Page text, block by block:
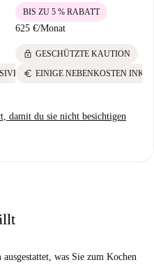
625 €/Monat
BIS ZU 5 % RABATT
lock GESCHÜTZTE KAUTION
euro EINIGE NEBENKOSTEN
damit du sie nicht besichtigen
was Sie zum Kochen